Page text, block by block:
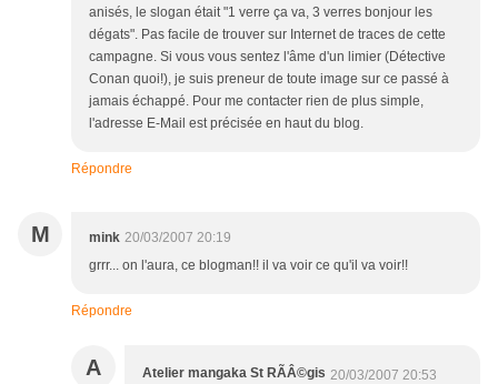
anisés, le slogan était "1 verre ça va, 3 verres bonjour les
dégats". Pas facile de trouver sur Internet de traces de cette
campagne. Si vous vous sentez l'âme d'un limier (Détective
Conan quoi!), je suis preneur de toute image sur ce passé à
jamais échappé. Pour me contacter rien de plus simple,
l'adresse E-Mail est précisée en haut du blog.
Répondre
M mink 20/03/2007 20:19
grrr... on l'aura, ce blogman!! il va voir ce qu'il va voir!!
Répondre
A Atelier mangaka St RÃÂ©gis 20/03/2007 20:53